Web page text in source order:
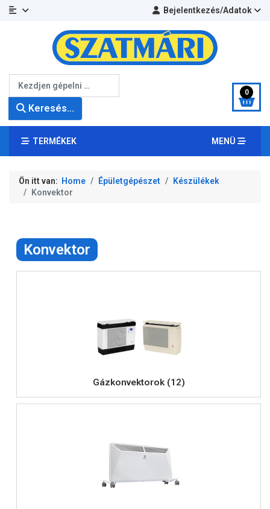
Bejelentkezés/Adatok
Keresés...
0
TERMÉKEK MENÜ
Ön itt van: Home Épületgépészet
Készülékek
Konvektor
Konvektor
Gázkonvektorok (12)